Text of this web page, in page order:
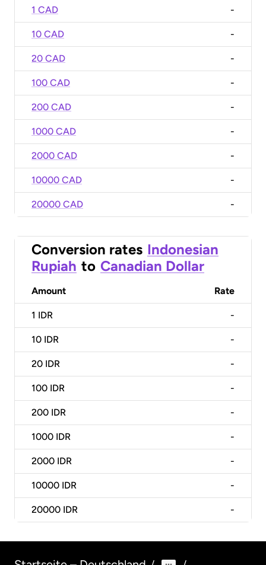
1 CAD -
10 CAD -
20 CAD -
100 CAD -
200 CAD -
1000 CAD -
2000 CAD -
10000 CAD -
20000 CAD -
Conversion rates Indonesian
Rupiah to Canadian Dollar
Amount Rate
1 IDR -
10 IDR -
20 IDR -
100 IDR -
200 IDR -
1000 IDR -
2000 IDR -
10000 IDR -
20000 IDR -